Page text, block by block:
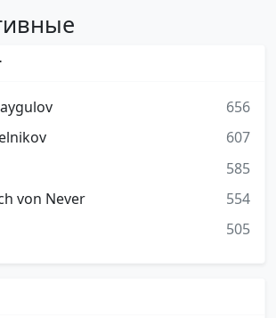
656
607
585
von Never
554
505